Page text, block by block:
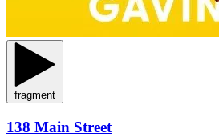
fragment
138 Main Street